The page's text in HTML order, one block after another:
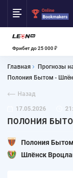
Фрибет до 25 000 ₽
Главная Прогнозы
Полония Бытом -
Назад
17.05.2026
ПОЛОНИЯ
Полония Бытом
Шлёнск